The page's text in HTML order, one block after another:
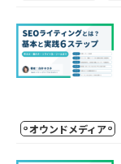
オウンドメディア